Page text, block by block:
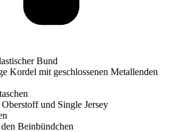
Bund
Kordel mit geschlossenen Metallenden
Oberstoff und Single Jersey
Beinbündchen